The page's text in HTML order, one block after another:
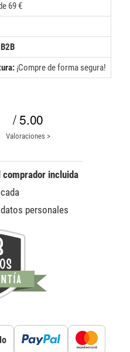
69 €
¡Compre de forma segura!
/ 5.00
Valoraciones >
incluida
personales